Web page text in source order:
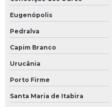
Eugenópolis
Pedralva
Capim Branco
Urucânia
Porto Firme
Santa Maria de Itabira